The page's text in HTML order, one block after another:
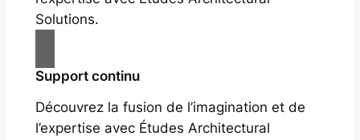
Solutions.
Support continu
Découvrez la fusion de l’imagination et de
l’expertise avec Études Architectural